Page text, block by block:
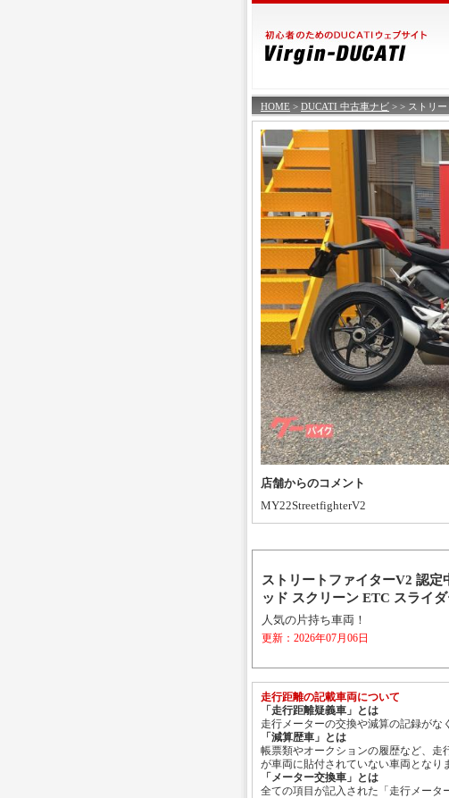
HOME > DUCATI 中古車ナビ > > ストリ
店舗からのコメント
MY22StreetfighterV2
ストリートファイターV2 認定
ッド スクリーン ETC スライ
人気の片持ち車両！
更新：2026年07月06日
走行距離の記載車両について
「走行距離疑義車」とは
走行メーターの交換や減算の記録がな
「減算歴車」とは
帳票類やオークションの履歴など、走
が車両に貼付されていない車両となり
「メーター交換車」とは
全ての項目が記入された「走行メータ